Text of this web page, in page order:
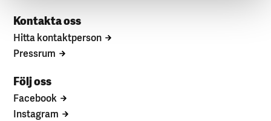
Kontakta oss
Hitta kontaktperson
Pressrum
Följ oss
Facebook
Instagram